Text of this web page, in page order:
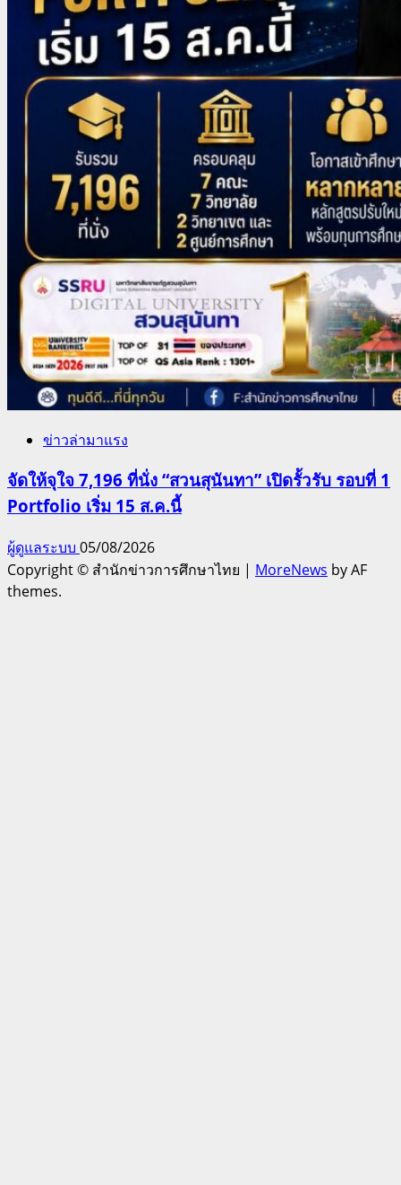
ข่าวล่ามาแรง
จัดให้จุใจ 7,196 ที่นั่ง “สวนสุนันทา” เปิดรั้วรับ รอบที่ 1
Portfolio เริ่ม 15 ส.ค.นี้
ผู้ดูแลระบบ 05/08/2026
Copyright © สำนักข่าวการศึกษาไทย | MoreNews by AF
themes.